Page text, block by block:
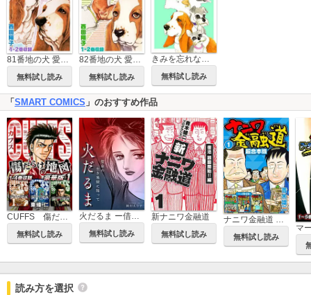
81番地の犬 愛蔵版
無料試し読み
82番地の犬 愛蔵版
無料試し読み 無料試し読み
「 SMART COMICS 」のおすすめ作品
無料試し読み 無料試し読み
新ナニワ金融道
無料試し読み
ナニワ金融道 超合本版
無料試し読み
読み方を選択